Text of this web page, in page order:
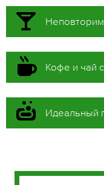
Кофе и чай
Идеальный